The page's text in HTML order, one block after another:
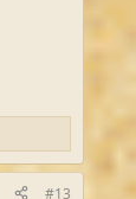
#13